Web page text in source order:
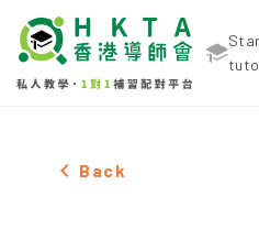
Star
Male Form 2,English，
Back